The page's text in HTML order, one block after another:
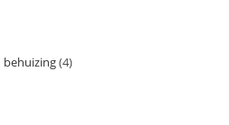
behuizing 4